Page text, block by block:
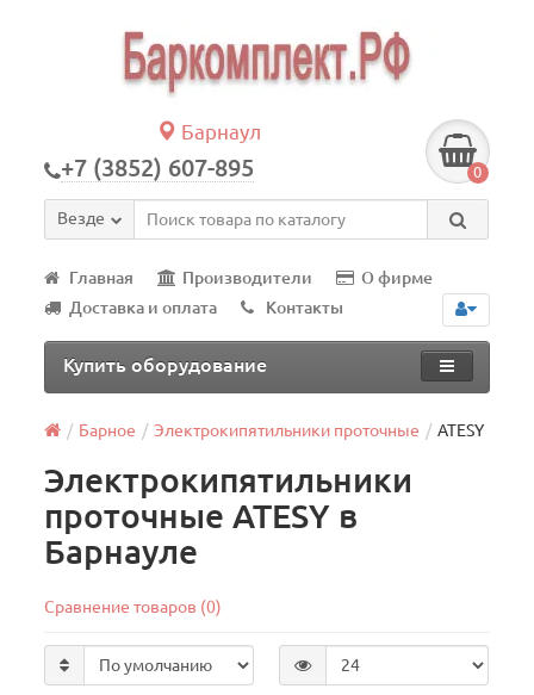
Барнаул
+7 (3852) 607-895 0
Везде
Главная Производители
О фирме
Доставка и оплата
Контакты
Купить оборудование
Барное Электрокипятильники проточные ATESY
Электрокипятильники
проточные ATESY в
Барнауле
Сравнение товаров (0)